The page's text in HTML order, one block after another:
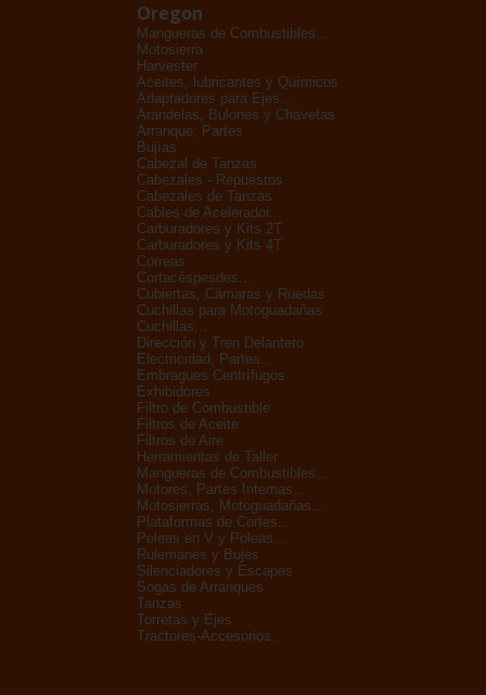
Oregon
Mangueras de Combustibles...
Motosierra
Harvester
Aceites, lubricantes y Químicos
Adaptadores para Ejes...
Arandelas, Bulones y Chavetas
Arranque, Partes
Bujías
Cabezal de Tanzas
Cabezales - Repuestos
Cabezales de Tanzas
Cables de Acelerador...
Carburadores y Kits 2T
Carburadores y Kits 4T
Correas
Cortacéspesdes...
Cubiertas, Cámaras y Ruedas
Cuchillas para Motoguadañas
Cuchillas...
Dirección y Tren Delantero
Electricidad, Partes...
Embragues Centrífugos
Exhibidores
Filtro de Combustible
Filtros de Aceite
Filtros de Aire
Herramientas de Taller
Mangueras de Combustibles...
Motores, Partes Internas...
Motosierras, Motoguadañas...
Plataformas de Cortes...
Poleas en V y Poleas...
Rulemanes y Bujes
Silenciadores y Escapes
Sogas de Arranques
Tanzas
Torretas y Ejes
Tractores-Accesorios...